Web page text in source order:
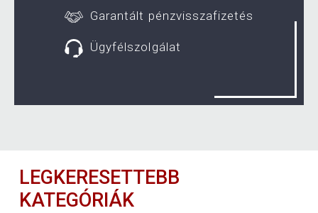
Garantált pénzvisszafizetés
Ügyfélszolgálat
LEGKERESETTEBB
KATEGÓRIÁK